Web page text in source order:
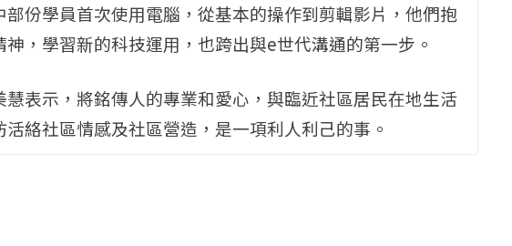
份學員首次使用電腦，從基本的操作到剪輯影片，他們抱
，學習新的科技運用，也跨出與e世代溝通的第一步。
表示，將銘傳人的專業和愛心，與臨近社區居民在地生活
絡社區情感及社區營造，是一項利人利己的事。